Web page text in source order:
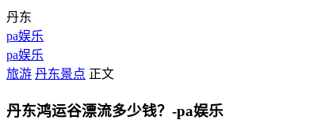
丹东
pa娱乐
pa娱乐
旅游 丹东景点 正文
丹东鸿运谷漂流多少钱？-pa娱乐